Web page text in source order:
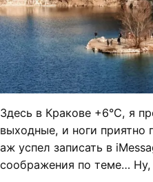
Здесь в Кракове +6°C, я
выходные, и ноги приятно
аж успел записать в
соображения по теме…